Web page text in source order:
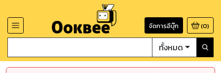
จัดการอีบุ๊ก (0)
ทั้งหมด